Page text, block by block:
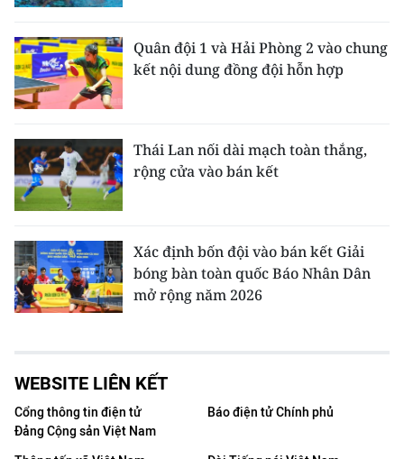
Quân đội 1 và Hải Phòng 2 vào chung
kết nội dung đồng đội hỗn hợp
Thái Lan nối dài mạch toàn thắng,
rộng cửa vào bán kết
Xác định bốn đội vào bán kết Giải
bóng bàn toàn quốc Báo Nhân Dân
mở rộng năm 2026
WEBSITE LIÊN KẾT
Cổng thông tin điện tử
Đảng Cộng sản Việt Nam
Báo điện tử Chính phủ